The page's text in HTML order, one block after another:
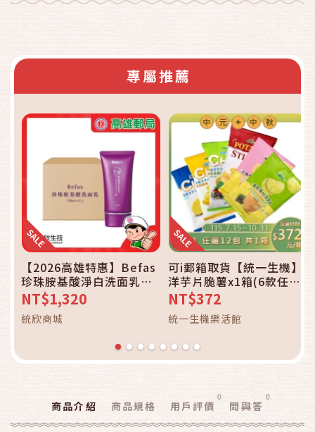
專屬推薦
【2026高雄特惠】Befas
珍珠胺基酸淨白洗面乳
120ml (12/箱)_統欣生技
NT$1,320
統欣商城
可i郵箱取貨【統一生機】
洋芋片脆薯x1箱(6款任選)
中元中秋_免運
NT$372
統一生機樂活館
商品介紹 商品規格 用戶評價
0 0
問與答